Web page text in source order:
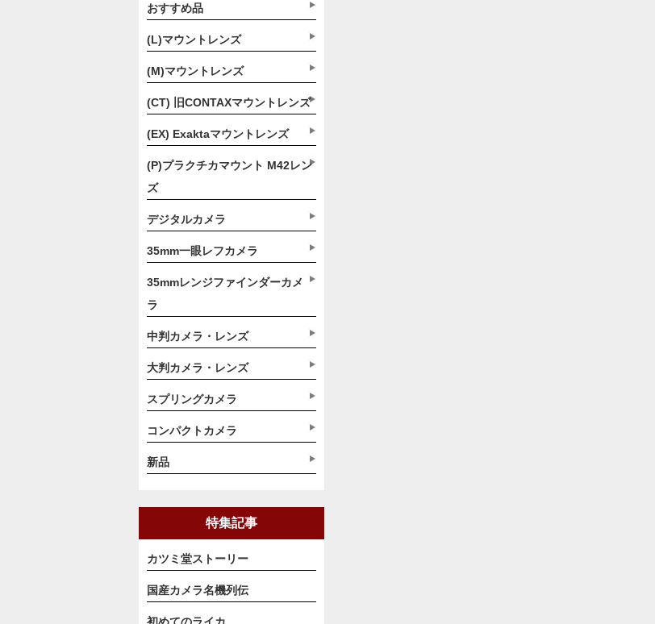
おすすめ品
(L)マウントレンズ
(M)マウントレンズ
(CT) 旧CONTAXマウントレンズ
(EX) Exaktaマウントレンズ
(P)プラクチカマウント M42レン
ズ
デジタルカメラ
35mm一眼レフカメラ
35mmレンジファインダーカメ
ラ
中判カメラ・レンズ
大判カメラ・レンズ
スプリングカメラ
コンパクトカメラ
新品
特集記事
カツミ堂ストーリー
国産カメラ名機列伝